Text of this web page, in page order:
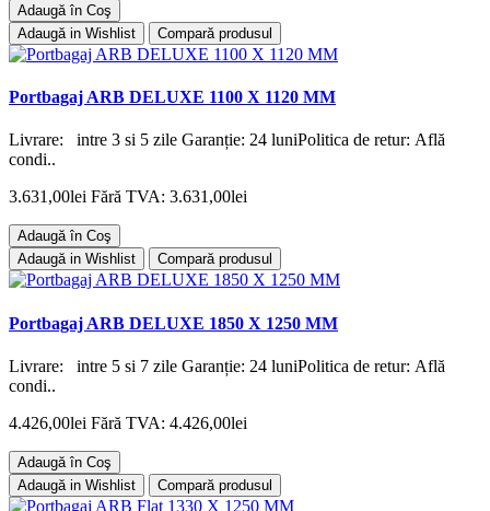
Adaugă în Coş
Adaugă in Wishlist
Compară produsul
Portbagaj ARB DELUXE 1100 X 1120 MM
Livrare: intre 3 si 5 zile Garanție: 24 luniPolitica de retur: Află
condi..
3.631,00lei Fără TVA: 3.631,00lei
Adaugă în Coş
Adaugă in Wishlist
Compară produsul
Portbagaj ARB DELUXE 1850 X 1250 MM
Livrare: intre 5 si 7 zile Garanție: 24 luniPolitica de retur: Află
condi..
4.426,00lei Fără TVA: 4.426,00lei
Adaugă în Coş
Adaugă in Wishlist
Compară produsul